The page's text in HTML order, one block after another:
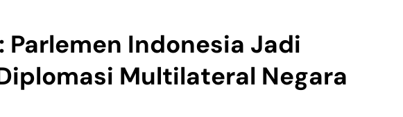
Parlemen Indonesia Jadi
Multilateral Negara